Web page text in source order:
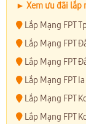
► Xem ưu đãi lắp
Lắp Mạng FPT
Lắp Mạng FPT
Lắp Mạng FPT
Lắp Mạng FPT
Lắp Mạng FPT
Lắp Mạng FPT